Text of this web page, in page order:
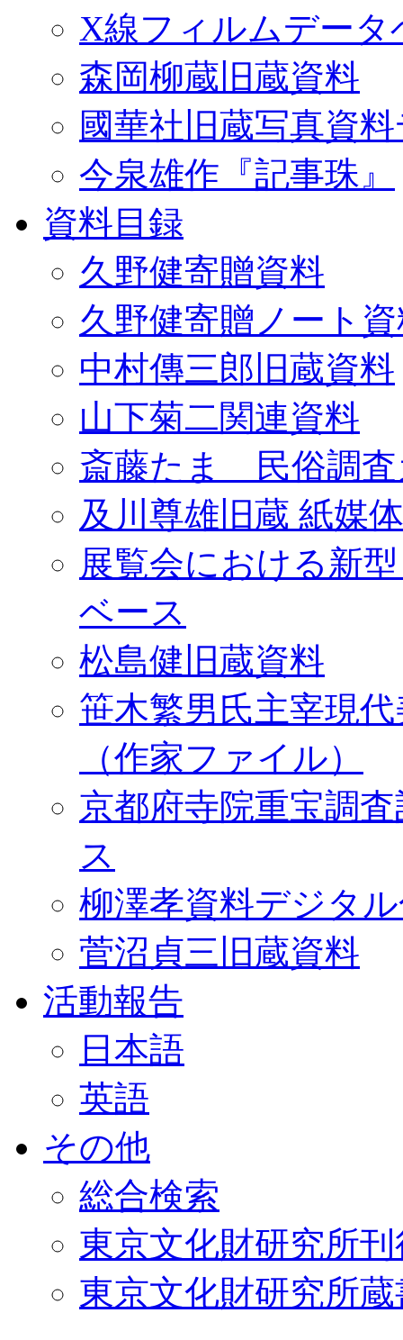
X線フィルムデータ
森岡柳蔵旧蔵資料
國華社旧蔵写真資
今泉雄作『記事珠』
資料目録
久野健寄贈資料
久野健寄贈ノート
中村傳三郎旧蔵資料
山下菊二関連資料
斎藤たま 民俗調査
及川尊雄旧蔵 紙媒
展覧会における新
ベース
松島健旧蔵資料
笹木繁男氏主宰現
（作家ファイル）
京都府寺院重宝調
ス
柳澤孝資料デジタ
菅沼貞三旧蔵資料
活動報告
日本語
英語
その他
総合検索
東京文化財研究所
東京文化財研究所